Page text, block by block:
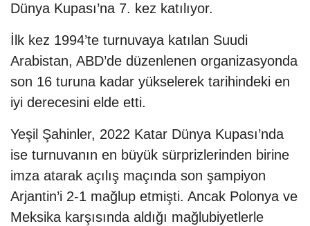
Dünya Kupası’na 7. kez katılıyor.
İlk kez 1994’te turnuvaya katılan Suudi
Arabistan, ABD’de düzenlenen organizasyonda
son 16 turuna kadar yükselerek tarihindeki en
iyi derecesini elde etti.
Yeşil Şahinler, 2022 Katar Dünya Kupası’nda
ise turnuvanın en büyük sürprizlerinden birine
imza atarak açılış maçında son şampiyon
Arjantin’i 2-1 mağlup etmişti. Ancak Polonya ve
Meksika karşısında aldığı mağlubiyetlerle